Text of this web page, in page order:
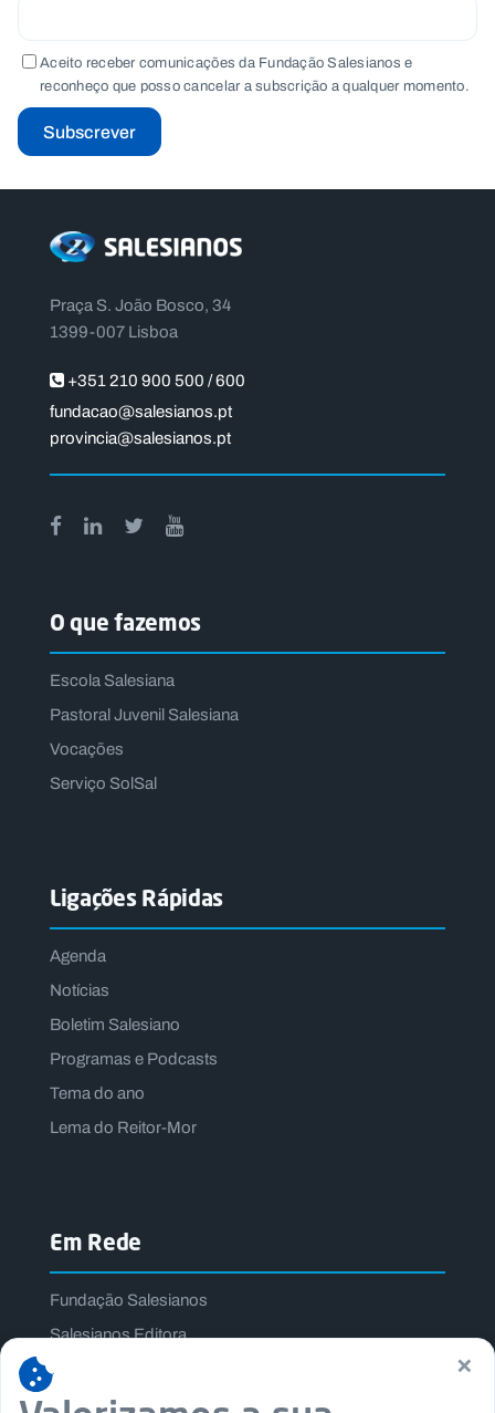
Aceito receber comunicações da Fundação Salesianos e
reconheço que posso cancelar a subscrição a qualquer momento.
Subscrever
Praça S. João Bosco, 34
1399-007 Lisboa
+351 210 900 500 / 600
fundacao@salesianos.pt
provincia@salesianos.pt
O que fazemos
Escola Salesiana
Pastoral Juvenil Salesiana
Vocações
Serviço SolSal
Ligações Rápidas
Agenda
Notícias
Boletim Salesiano
Programas e Podcasts
Tema do ano
Lema do Reitor-Mor
Em Rede
Fundação Salesianos
Salesianos Editora
Família Salesiana
Missão Dom Bosco
×